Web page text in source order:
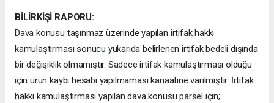
BİLİRKİŞİ RAPORU:
Dava konusu taşınmaz üzerinde yapılan irtifak hakkı
kamulaştırması sonucu yukarıda belirlenen irtifak bedeli dışında
bir değişiklik olmamıştır. Sadece irtifak kamulaştırması olduğu
için ürün kaybı hesabı yapılmaması kanaatine varılmıştır. İrtifak
hakkı kamulaştırması yapılan dava konusu parsel için;